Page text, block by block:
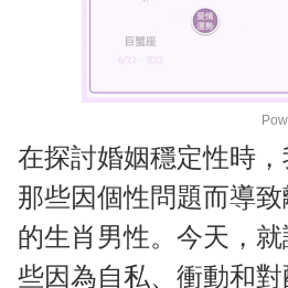
在探討婚姻穩定性時
那些因個性問題而導
的生肖男性。今天，
些因為自私、衝動和